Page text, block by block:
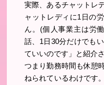
実際、あるチャットレ
ャットレディに1日の
ん。(個人事業主は労
話、1日30分だけでも
ていいのです」と紹介
つまり勤務時間も休憩
ねられているわけです